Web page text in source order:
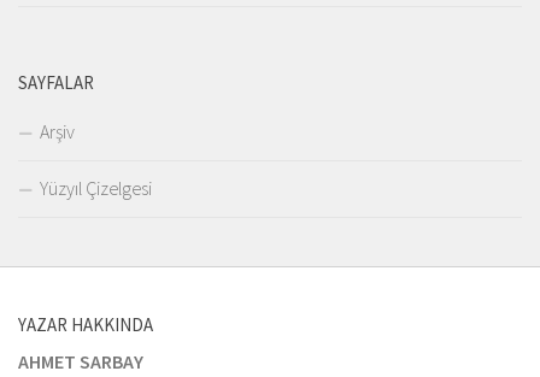
SAYFALAR
Arşiv
Yüzyıl Çizelgesi
YAZAR HAKKINDA
AHMET SARBAY